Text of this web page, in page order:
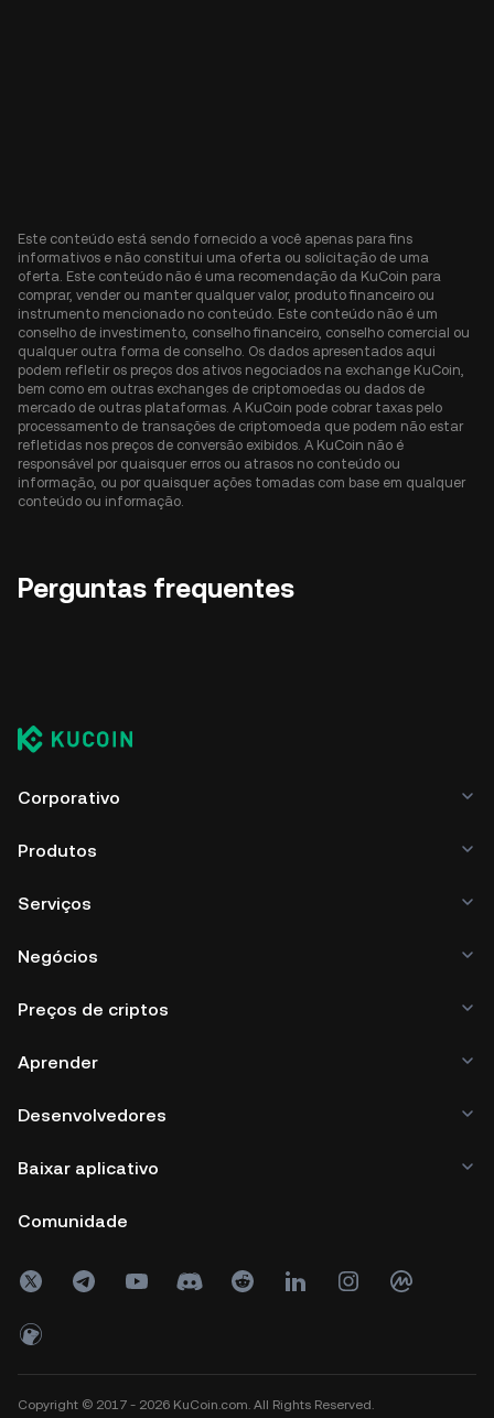
Este conteúdo está sendo fornecido a você apenas para fins
informativos e não constitui uma oferta ou solicitação de uma
oferta. Este conteúdo não é uma recomendação da KuCoin para
comprar, vender ou manter qualquer valor, produto financeiro ou
instrumento mencionado no conteúdo. Este conteúdo não é um
conselho de investimento, conselho financeiro, conselho comercial ou
qualquer outra forma de conselho. Os dados apresentados aqui
podem refletir os preços dos ativos negociados na exchange KuCoin,
bem como em outras exchanges de criptomoedas ou dados de
mercado de outras plataformas. A KuCoin pode cobrar taxas pelo
processamento de transações de criptomoeda que podem não estar
refletidas nos preços de conversão exibidos. A KuCoin não é
responsável por quaisquer erros ou atrasos no conteúdo ou
informação, ou por quaisquer ações tomadas com base em qualquer
conteúdo ou informação.
Perguntas frequentes
Corporativo
Produtos
Serviços
Negócios
Preços de criptos
Aprender
Desenvolvedores
Baixar aplicativo
Comunidade
Copyright © 2017 - 2026 KuCoin.com. All Rights Reserved.